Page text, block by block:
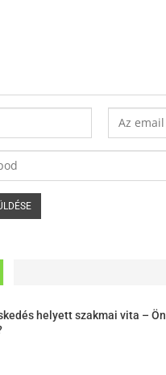
helyett szakmai vita – Ön